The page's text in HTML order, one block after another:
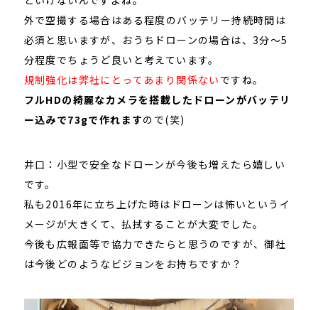
外で空撮する場合はある程度のバッテリー持続時間は
必須と思いますが、おうちドローンの場合は、3分〜5
分程度でちょうど良いと考えています。
規制強化は弊社にとってあまり関係ない ですね。
フルHDの綺麗なカメラを搭載したドローンがバッテリ
ー込みで73gで作れますので(笑)
井口：小型で安全なドローンが今後も増えたら嬉しい
です。
私も2016年に立ち上げた時はドローンは怖いというイ
メージが大きくて、払拭することが大変でした。
今後も広報面等で協力できたらと思うのですが、御社
は今後どのようなビジョンをお持ちですか？